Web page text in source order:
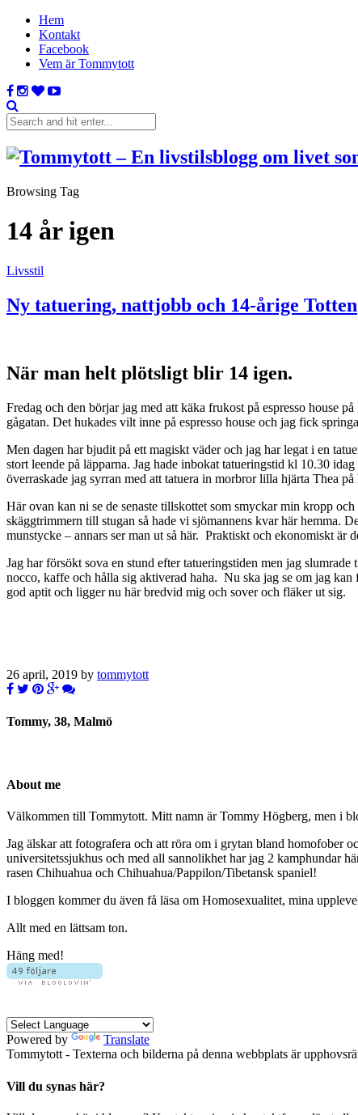
Hem
Kontakt
Facebook
Vem är Tommytott
Browsing Tag
14 år igen
Livsstil
Ny tatuering, nattjobb och 14-årige Totten
När man helt plötsligt blir 14 igen.
Fredag och den börjar jag med att käka frukost på espresso house
gågatan. Det hukades vilt inne på espresso house och jag fick
Men dagen har bjudit på ett magiskt väder och jag har legat i en
stort leende på läpparna. Jag hade inbokat tatueringstid kl 10.30
överraskade jag syrran med att tatuera in morbror lilla hjärta Thea
Här ovan kan ni se de senaste tillskottet som smyckar min kropp
skäggtrimmern till stugan så hade vi sjömannens kvar här hemma.
munstycke – annars ser man ut så här. Praktiskt och ekonomiskt
Jag har försökt sova en stund efter tatueringstiden men jag
nocco, kaffe och hålla sig aktiverad haha. Nu ska jag se om jag
god aptit och ligger nu här bredvid mig och sover och fläker ut sig.
26 april, 2019 by tommytott
Tommy, 38, Malmö
About me
Välkommen till Tommytott. Mitt namn är Tommy Högberg, men i
Jag älskar att fotografera och att röra om i grytan bland homofober
universitetssjukhus och med all sannolikhet har jag 2 kamphundar
rasen Chihuahua och Chihuahua/Pappilon/Tibetansk spaniel!
I bloggen kommer du även få läsa om Homosexualitet, mina
Allt med en lättsam ton.
Häng med!
Powered by
Translate
Tommytott - Texterna och bilderna på denna webbplats är
Vill du synas här?